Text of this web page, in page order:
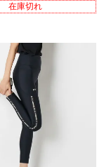
在庫切れ